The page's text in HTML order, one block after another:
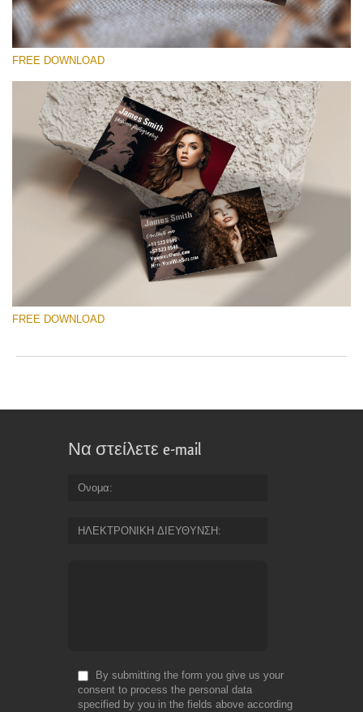
Please select
Free Template #9
Wedding Photography Templates
Free download
FREE DOWNLOAD
FREE DOWNLOAD
Να στείλετε e-mail
Ονομα
ΗΛΕΚΤΡΟΝΙΚΗ ΔΙΕΥΘΥΝΣΗ
By submitting the form you give us your
consent to process the personal data
specified by you in the fields above according